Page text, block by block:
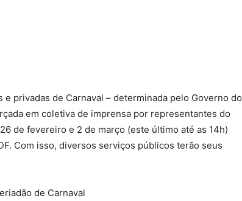
privadas de Carnaval – determinada pelo Governo do
em coletiva de imprensa por representantes do
de fevereiro e 2 de março (este último até as 14h)
Com isso, diversos serviços públicos terão seus
de Carnaval